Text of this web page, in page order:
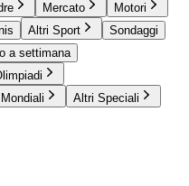
Mercato
Motori
Altri Sport
Sondaggi
a settimana
Altri Speciali